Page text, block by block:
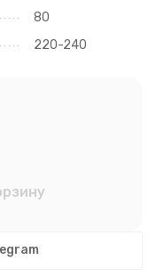
80
220-240